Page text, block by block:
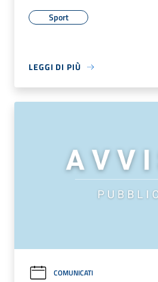
Sport
LEGGI DI PIÙ
COMUNICATI